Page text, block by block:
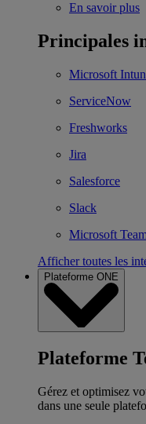
En savoir plus
Principales
Microsoft
ServiceNow
Freshworks
Jira
Salesforce
Slack
Microsoft
Afficher toutes les
Plateforme ONE
Plateforme
Gérez et optimisez
dans une seule